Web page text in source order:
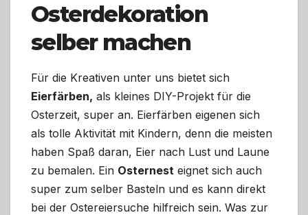
Osterdekoration
selber machen
Für die Kreativen unter uns bietet sich
Eierfärben, als kleines DIY-Projekt für die
Osterzeit, super an. Eierfärben eigenen sich
als tolle Aktivität mit Kindern, denn die meisten
haben Spaß daran, Eier nach Lust und Laune
zu bemalen. Ein Osternest eignet sich auch
super zum selber Basteln und es kann direkt
bei der Ostereiersuche hilfreich sein. Was zur